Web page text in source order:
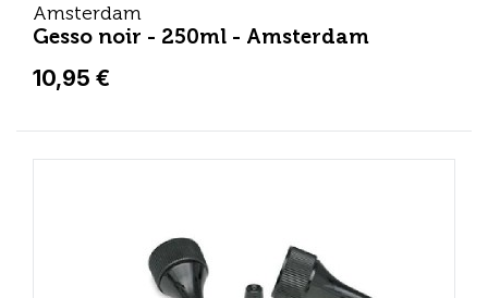
Amsterdam
Gesso noir - 250ml - Amsterdam
10,95 €